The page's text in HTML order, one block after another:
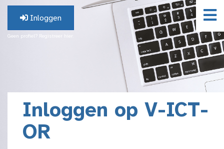
Inloggen
Geen profiel? Registreer hier.
Inloggen op V-ICT-
OR